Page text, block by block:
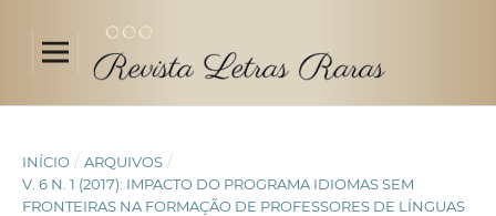
INÍCIO / ARQUIVOS /
V. 6 N. 1 (2017): IMPACTO DO PROGRAMA IDIOMAS SEM
FRONTEIRAS NA FORMAÇÃO DE PROFESSORES DE LÍNGUAS